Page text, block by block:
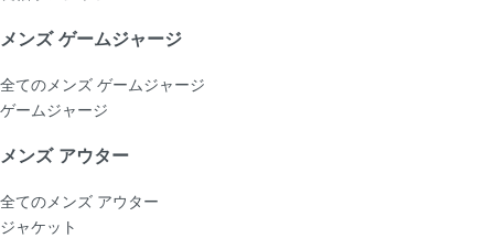
メンズ ゲームジャージ
全てのメンズ ゲームジャージ
ゲームジャージ
メンズ アウター
全てのメンズ アウター
ジャケット